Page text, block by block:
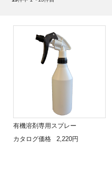
有機溶剤専用スプレー
カタログ価格
2,220円